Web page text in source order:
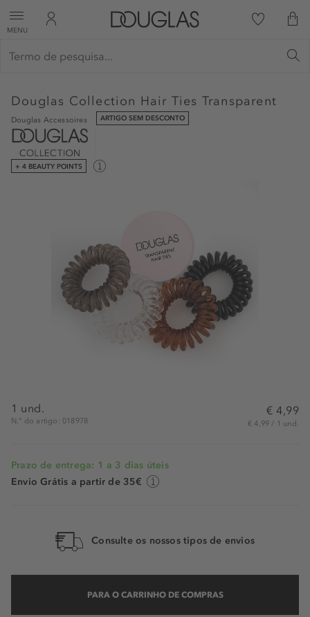
MENU
Douglas Collection Hair Ties Transparent
Douglas Accessoires ARTIGO SEM DESCONTO
+ 4 BEAUTY POINTS
1 und.
N.° do artigo: 018978
€ 4,99
€ 4,99 / 1 und.
Prazo de entrega: 1 a 3 dias úteis
Envio Grátis a partir de 35€
Consulte os nossos tipos de envios
PARA O CARRINHO DE COMPRAS